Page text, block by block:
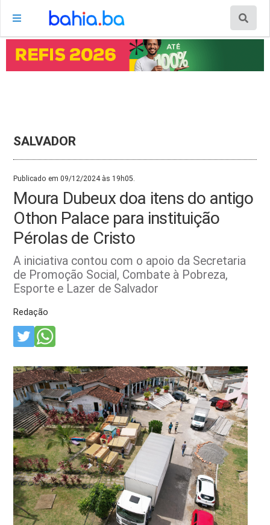
SALVADOR
Publicado em 09/12/2024 às 19h05.
Moura Dubeux doa itens do antigo
Othon Palace para instituição
Pérolas de Cristo
A iniciativa contou com o apoio da Secretaria
de Promoção Social, Combate à Pobreza,
Esporte e Lazer de Salvador
Redação